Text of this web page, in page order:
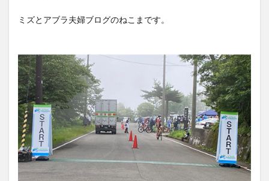
ミズとアブラ夫婦ブログのねこまです。